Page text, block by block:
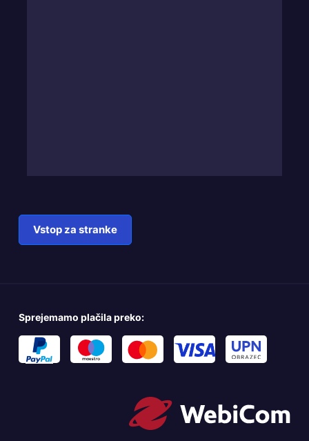
Vstop za stranke
Sprejemamo plačila preko: